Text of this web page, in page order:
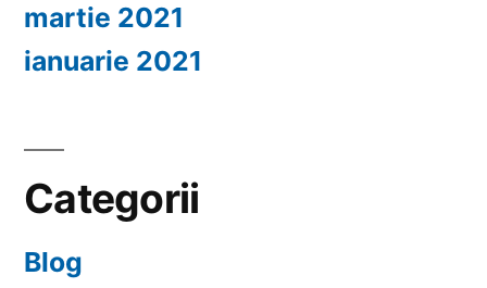
martie 2021
ianuarie 2021
Categorii
Blog